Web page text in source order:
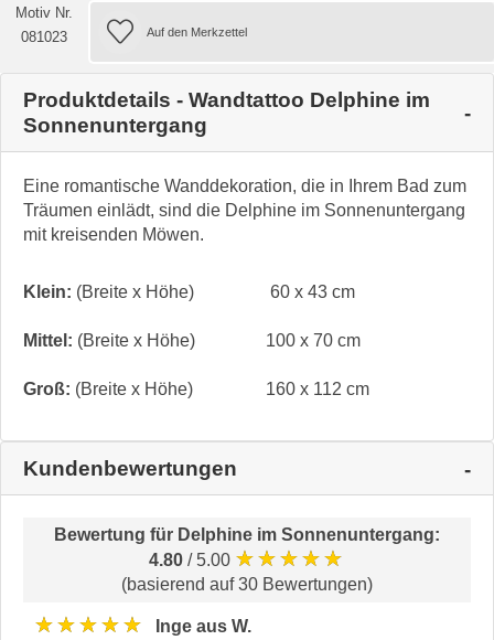
Motiv Nr.
081023
Produktdetails - Wandtattoo Delphine im
Sonnenuntergang
Eine romantische Wanddekoration, die in Ihrem Bad zum
Träumen einlädt, sind die Delphine im Sonnenuntergang
mit kreisenden Möwen.
Klein: (Breite x Höhe) 60 x 43 cm
Mittel: (Breite x Höhe) 100 x 70 cm
Groß: (Breite x Höhe) 160 x 112 cm
Kundenbewertungen
Bewertung für Delphine im Sonnenuntergang:
4.80 / 5.00 ★★★★★
(basierend auf 30 Bewertungen)
★★★★★
Inge aus W.